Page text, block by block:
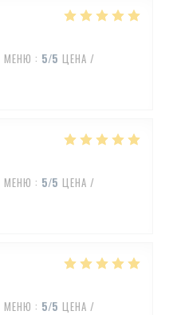
МЕНЮ : 5/5 ЦЕНА /
МЕНЮ : 5/5 ЦЕНА /
МЕНЮ : 5/5 ЦЕНА /